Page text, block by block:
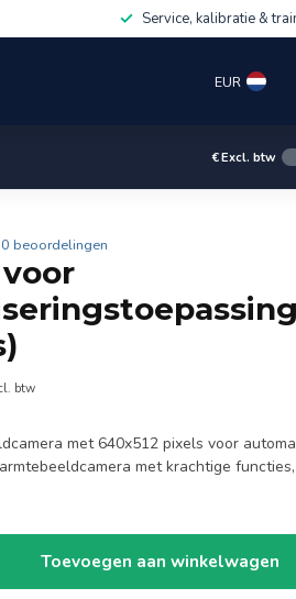
Service, kalibratie &
EUR
€Excl. btw
0 beoordelingen
voor
btw
met 640x512 pixels voor
met krachtige
Toevoegen aan winkelwagen